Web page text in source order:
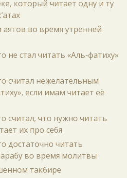
который читает одну и ту
аятов во время утренней
не стал читать «Аль-фатиху»
считал нежелательным
если имам читает её
считал, что нужно читать
их про себя
достаточно читать
во время молитвы
такбире